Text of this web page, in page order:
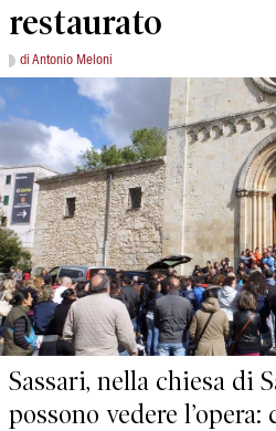
restaurato
di Antonio Meloni
Sassari, nella chiesa di
possono vedere